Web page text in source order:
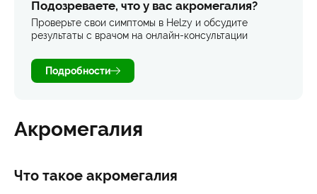
Подозреваете, что у вас акромегалия?
Проверьте свои симптомы в Helzy и обсудите
результаты с врачом на онлайн-консультации
Подробности
Акромегалия
Что такое акромегалия